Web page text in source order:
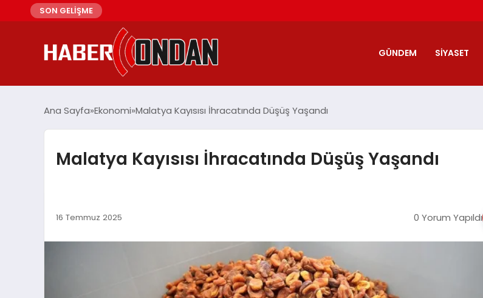
SON GELİŞME
GÜNDEM SIYASET
Ana Sayfa Ekonomi Malatya Kayısısı İhracatında Düşüş Yaşandı
Malatya Kayısısı İhracatında Düşüş Yaşandı
16 Temmuz 2025 0 Yorum Yapıldı